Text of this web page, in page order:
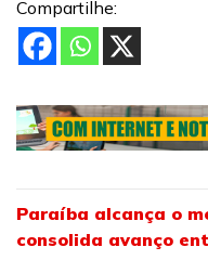
Compartilhe:
Paraíba alcança o
consolida avanço